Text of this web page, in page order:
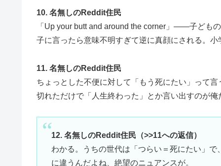
10. 名無しのReddit住民
「Up your butt and around the corner」——子ども
子に言ったら意味不明すぎて逆に真顔にされる。
11. 名無しのReddit住民
ちょっとした不便に対して「もう死にたい」って
切れただけで「人生終わった」とか言い出すのが
12. 名無しのReddit住民（>>11への返信）
わかる。うちの世代は「つらい＝死にたい」
に違うんだよね、絶望のニュアンスが。